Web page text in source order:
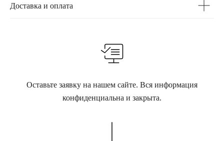
Доставка и оплата
Оставьте заявку на нашем сайте. Вся информация
конфиденциальна и закрыта.